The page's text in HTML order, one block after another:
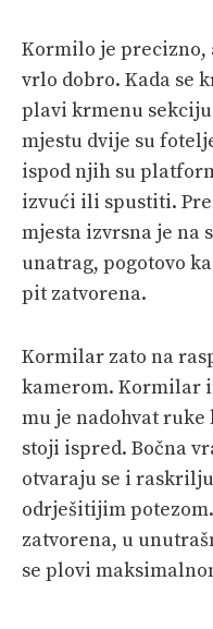
Kormilo je precizno,
vrlo dobro. Kada se
plavi krmenu
mjestu dvije su
ispod njih su
izvući ili spustiti.
mjesta izvrsna je na
unatrag, pogotovo
pit zatvorena.
Kormilar zato na
kamerom. Kormilar
mu je nadohvat
stoji ispred. Bočna
otvaraju se i
odrješitijim
zatvorena, u
se plovi